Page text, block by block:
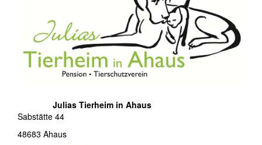
Julias Tierheim in Ahaus
Sabstätte 44
48683 Ahaus